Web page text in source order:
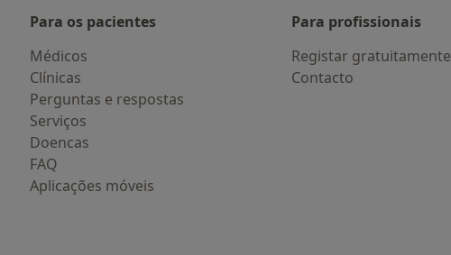
Para os pacientes
Médicos
Clínicas
Perguntas e respostas
Serviços
Doencas
FAQ
Aplicações móveis
Para profissionais
Registar gratuitamente
Contacto